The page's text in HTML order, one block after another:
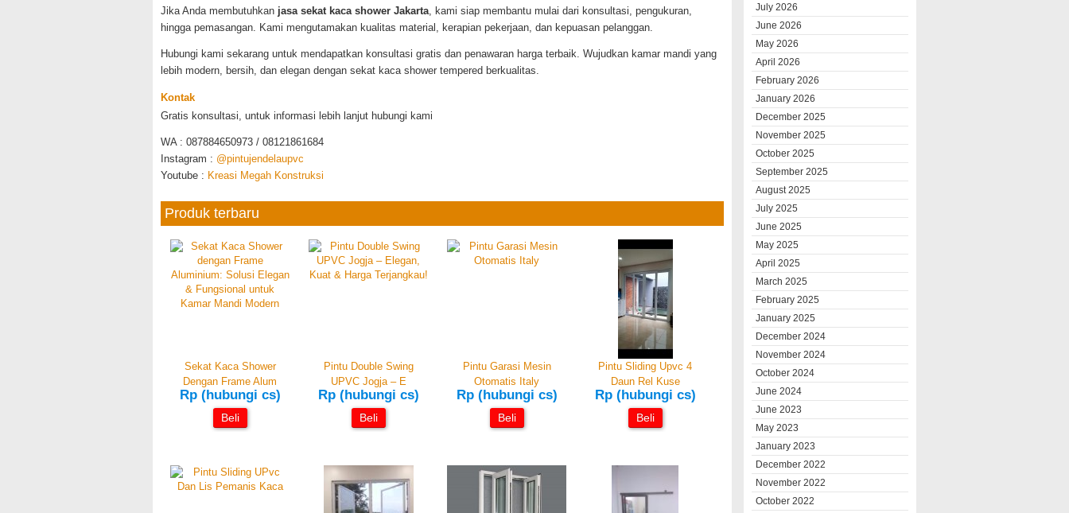
Jika Anda membutuhkan jasa sekat kaca shower Jakarta, kami siap membantu mulai dari konsultasi, pengukuran,
hingga pemasangan. Kami mengutamakan kualitas material, kerapian pekerjaan, dan kepuasan pelanggan.
Hubungi kami sekarang untuk mendapatkan konsultasi gratis dan penawaran harga terbaik. Wujudkan kamar mandi yang
lebih modern, bersih, dan elegan dengan sekat kaca shower tempered berkualitas.
Kontak
Gratis konsultasi, untuk informasi lebih lanjut hubungi kami
WA : 087884650973 / 08121861684
Instagram : @pintujendelaupvc
Youtube : Kreasi Megah Konstruksi
Produk terbaru
Sekat Kaca Shower
Dengan Frame Alum
Rp (hubungi cs)
Beli
Pintu Double Swing
UPVC Jogja – E
Rp (hubungi cs)
Beli
Pintu Garasi Mesin
Otomatis Italy
Rp (hubungi cs)
Beli
Pintu Sliding Upvc 4
Daun Rel Kuse
Rp (hubungi cs)
Beli
July 2026
June 2026
May 2026
April 2026
February 2026
January 2026
December 2025
November 2025
October 2025
September 2025
August 2025
July 2025
June 2025
May 2025
April 2025
March 2025
February 2025
January 2025
December 2024
November 2024
October 2024
June 2024
June 2023
May 2023
January 2023
December 2022
November 2022
October 2022